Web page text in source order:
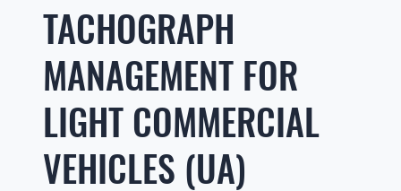
TACHOGRAPH
MANAGEMENT FOR
LIGHT COMMERCIAL
VEHICLES (UA)